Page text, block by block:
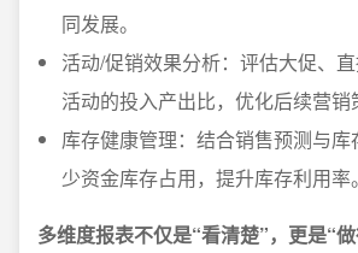
同发展。
活动/促销效果分析：评估大促、
活动的投入产出比，优化后续营销
库存健康管理：结合销售预测与
少资金库存占用，提升库存利用率。
多维度报表不仅是“看清楚”，更是“